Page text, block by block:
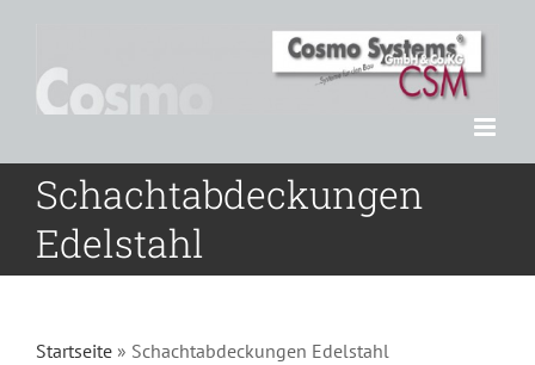
springen
Schachtabdeckungen
Edelstahl
Startseite » Schachtabdeckungen Edelstahl